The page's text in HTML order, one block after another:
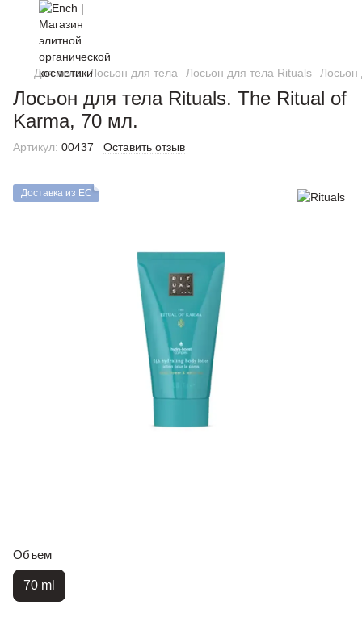
Для тела Лосьон для тела Лосьон для тела Rituals Лосьон
Лосьон для тела Rituals. The Ritual of
Karma, 70 мл.
Артикул: 00437 Оставить отзыв
Доставка из ЕС
Объем
70 ml